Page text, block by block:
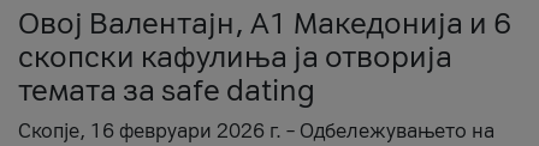
Овој Валентајн, A1 Македонија и 6
скопски кафулиња ја отворија
темата за safe dating
Скопје, 16 февруари 2026 г. – Одбележувањето на